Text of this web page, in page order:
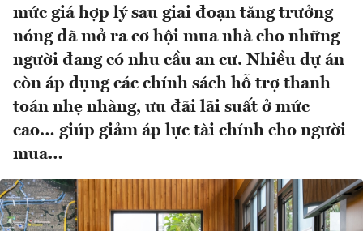
mức giá hợp lý sau giai đoạn tăng trưởng
nóng đã mở ra cơ hội mua nhà cho những
người đang có nhu cầu an cư. Nhiều dự án
còn áp dụng các chính sách hỗ trợ thanh
toán nhẹ nhàng, ưu đãi lãi suất ở mức
cao… giúp giảm áp lực tài chính cho người
mua…